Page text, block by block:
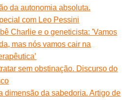
da autonomia absoluta.
com Leo Pessini
Charlie e o geneticista: 'Vamos
mas nós vamos cair na
sem obstinação. Discurso do
dimensão da sabedoria. Artigo de